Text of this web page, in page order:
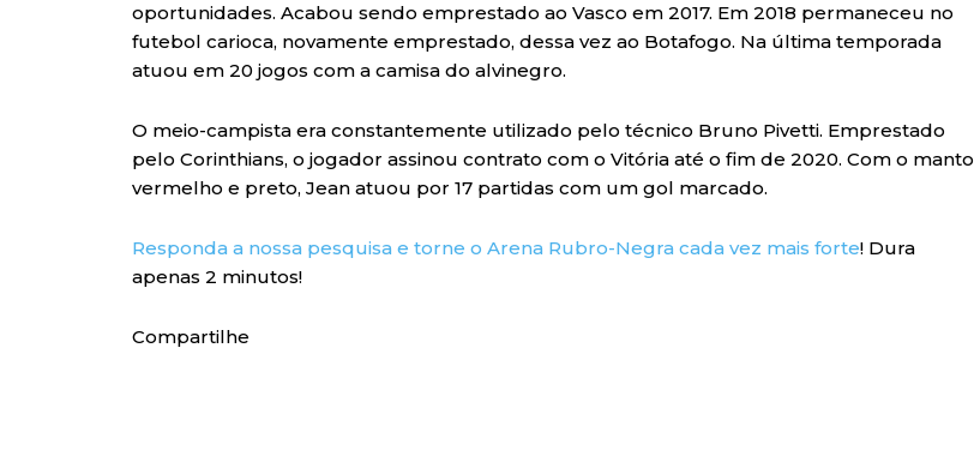
oportunidades. Acabou sendo emprestado ao Vasco em 2017. Em 2018 permaneceu no
futebol carioca, novamente emprestado, dessa vez ao Botafogo. Na última temporada
atuou em 20 jogos com a camisa do alvinegro.
O meio-campista era constantemente utilizado pelo técnico Bruno Pivetti. Emprestado
pelo Corinthians, o jogador assinou contrato com o Vitória até o fim de 2020. Com o manto
vermelho e preto, Jean atuou por 17 partidas com um gol marcado.
Responda a nossa pesquisa e torne o Arena Rubro-Negra cada vez mais forte! Dura
apenas 2 minutos!
Compartilhe